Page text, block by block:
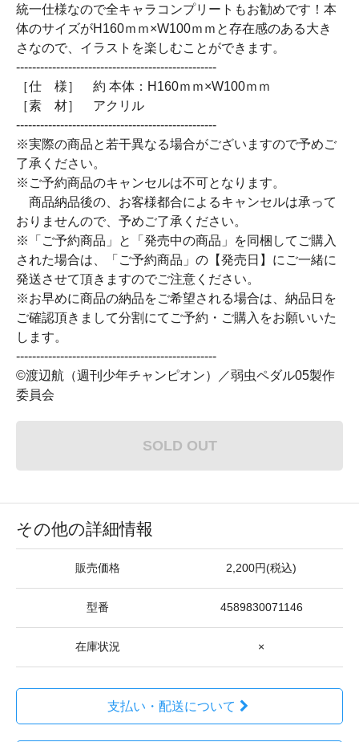
統一仕様なので全キャラコンプリートもお勧めです！本
体のサイズがH160ｍｍ×W100ｍｍと存在感のある大き
さなので、イラストを楽しむことができます。
--------------------------------------------------
［仕 様］ 約 本体：H160ｍｍ×W100ｍｍ
［素 材］ アクリル
--------------------------------------------------
※実際の商品と若干異なる場合がございますので予めご
了承ください。
※ご予約商品のキャンセルは不可となります。
商品納品後の、お客様都合によるキャンセルは承って
おりませんので、予めご了承ください。
※「ご予約商品」と「発売中の商品」を同梱してご購入
された場合は、「ご予約商品」の【発売日】にご一緒に
発送させて頂きますのでご注意ください。
※お早めに商品の納品をご希望される場合は、納品日を
ご確認頂きまして分割にてご予約・ご購入をお願いいた
します。
--------------------------------------------------
©渡辺航（週刊少年チャンピオン）／弱虫ペダル05製作
委員会
SOLD OUT
その他の詳細情報
販売価格 2,200円(税込)
型番 4589830071146
在庫状況 ×
支払い・配送について